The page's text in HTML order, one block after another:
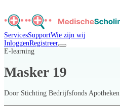
ServicesSupportWie zijn wij
InloggenRegistreer
E-learning
Masker 19
Door Stichting Bedrijfsfonds Apotheken